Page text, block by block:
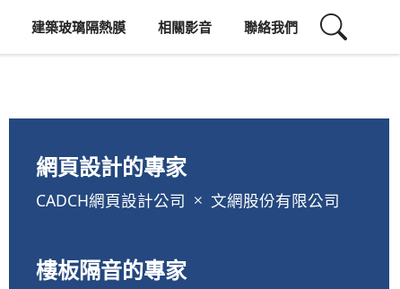
建築玻璃隔熱膜 相關影音 聯絡我們
網頁設計的專家
CADCH網頁設計公司 文網股份有限公司
樓板隔音的專家